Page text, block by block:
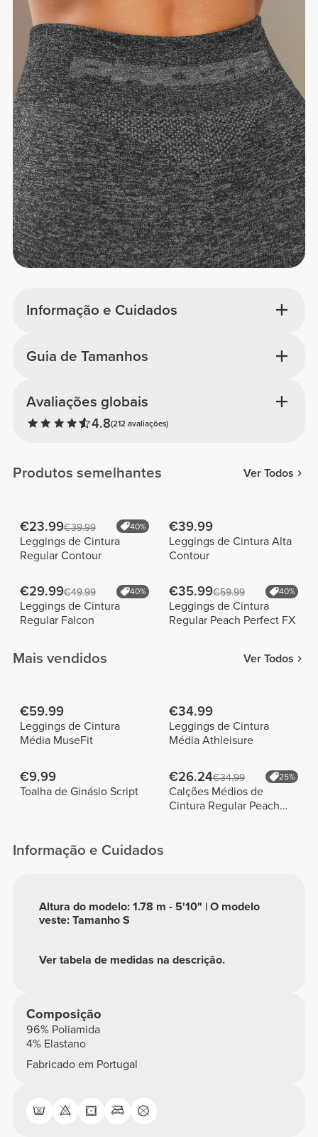
Informação e Cuidados
Avaliações globais
4.8(212 avaliações)
Guia de Tamanhos
Produtos semelhantes Ver Todos
€23.99€39.99 40%
Leggings de Cintura
Regular Contour
€39.99
Leggings de Cintura Alta
Contour
€29.99€49.99 40%
Leggings de Cintura
Regular Falcon
€35.99€59.99 40%
Leggings de Cintura
Regular Peach Perfect FX
Mais vendidos Ver Todos
€59.99
Leggings de Cintura
Média MuseFit
€34.99
Leggings de Cintura
Média Athleisure
€9.99
Toalha de Ginásio Script
€26.24€34.99 25%
Calções Médios de
Cintura Regular Peach
Informação e Cuidados
Ver tabela de medidas na descrição.
Altura do modelo: 1.78 m - 5'10" | O modelo
veste: Tamanho S
Composição
96% Poliamida
4% Elastano
Fabricado em Portugal